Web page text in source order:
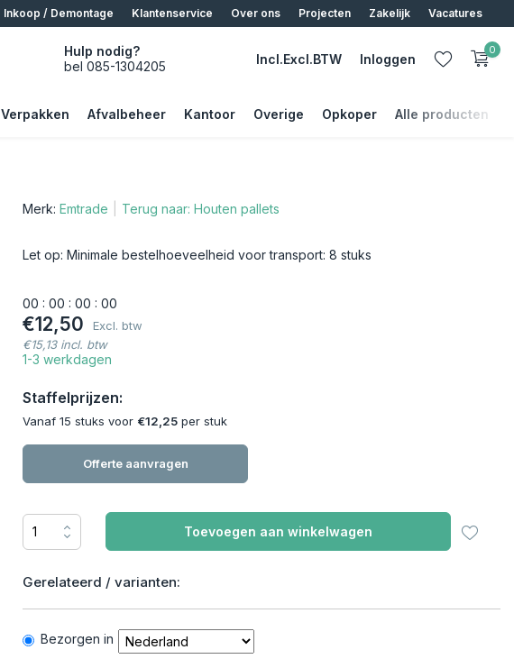
Inkoop / Demontage Klantenservice Over ons Projecten Zakelijk Vacatures
Hulp nodig?
bel 085-1304205
Incl.Excl.BTW Inloggen
0
Verpakken Afvalbeheer Kantoor Overige Opkoper Alle producten
Merk: Emtrade Terug naar: Houten pallets
Let op: Minimale bestelhoeveelheid voor transport: 8 stuks
00 : 00 : 00 : 00
€12,50
Excl. btw
€15,13 incl. btw
1-3 werkdagen
Staffelprijzen:
Vanaf 15 stuks voor €12,25 per stuk
Offerte aanvragen
Toevoegen aan winkelwagen
Gerelateerd / varianten:
Bezorgen in